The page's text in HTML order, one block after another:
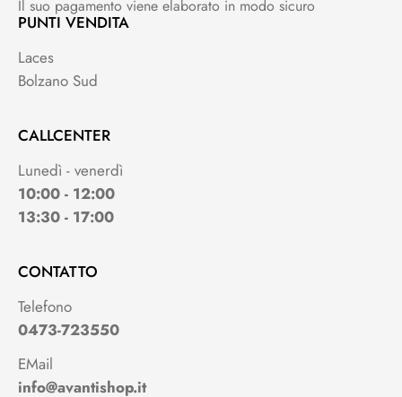
Il suo pagamento viene elaborato in modo sicuro
PUNTI VENDITA
Laces
Bolzano Sud
CALLCENTER
Lunedì - venerdì
10:00 - 12:00
13:30 - 17:00
CONTATTO
Telefono
0473-723550
EMail
info@avantishop.it